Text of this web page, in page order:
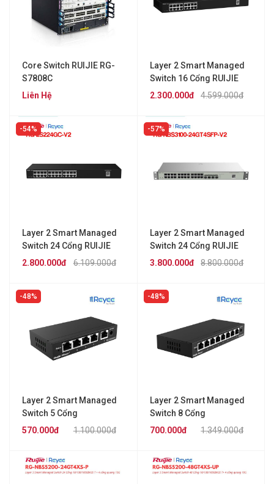
Core Switch RUIJIE RG-
S7808C
Liên Hệ
Layer 2 Smart Managed
Switch 16 Cổng RUIJIE
REEYE RG-ES216GC-V2
4.599.000đ
2.300.000đ
54%
Layer 2 Smart Managed
Switch 24 Cổng RUIJIE
REEYE RG-ES224GC-V2
6.109.000đ
2.800.000đ
57%
Layer 2 Smart Managed
Switch 24 Cổng RUIJIE
REYEE RG-NBS3100-
8.800.000đ
3.800.000đ
48%
Layer 2 Smart Managed
Switch 5 Cổng
10/100/1000BASE-T
1.100.000đ
570.000đ
48%
Layer 2 Smart Managed
Switch 8 Cổng
10/100/1000BASE-T
1.349.000đ
700.000đ